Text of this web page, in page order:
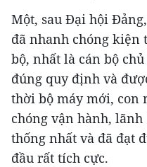
Một, sau Đại hội
đã nhanh chóng kiện
bộ, nhất là cán bộ
đúng quy định và
thời bộ máy mới, con
chóng vận hành,
thống nhất và đã đạt
đầu rất tích cực.